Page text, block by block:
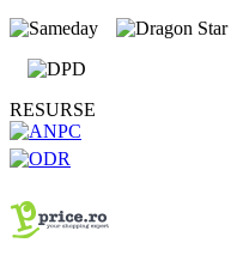
RESURSE